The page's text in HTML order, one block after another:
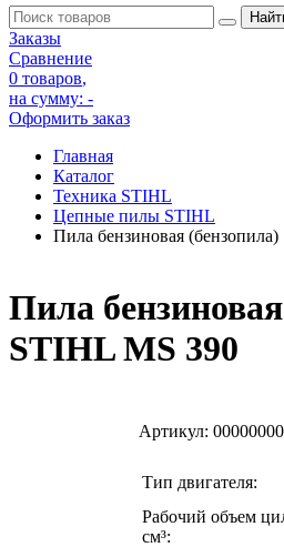
Заказы
Сравнение
0 товаров,
на сумму: -
Оформить заказ
Главная
Каталог
Техника STIHL
Цепные пилы STIHL
Пила бензиновая
Пила
STIHL MS 390
Артикул:
Тип двигателя:
Рабочий объем
см³: